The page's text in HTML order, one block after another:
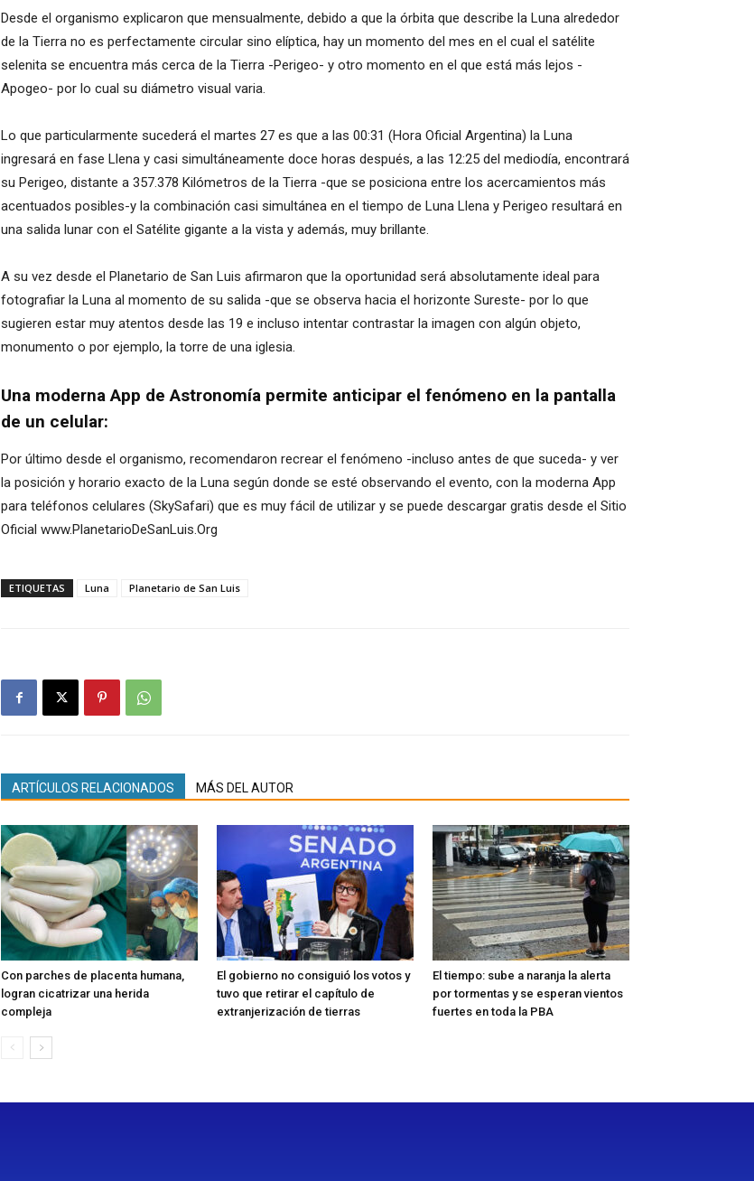
Desde el organismo explicaron que mensualmente, debido a que la órbita que describe la Luna alrededor
de la Tierra no es perfectamente circular sino elíptica, hay un momento del mes en el cual el satélite
selenita se encuentra más cerca de la Tierra -Perigeo- y otro momento en el que está más lejos -
Apogeo- por lo cual su diámetro visual varia.
Lo que particularmente sucederá el martes 27 es que a las 00:31 (Hora Oficial Argentina) la Luna
ingresará en fase Llena y casi simultáneamente doce horas después, a las 12:25 del mediodía, encontrará
su Perigeo, distante a 357.378 Kilómetros de la Tierra -que se posiciona entre los acercamientos más
acentuados posibles-y la combinación casi simultánea en el tiempo de Luna Llena y Perigeo resultará en
una salida lunar con el Satélite gigante a la vista y además, muy brillante.
A su vez desde el Planetario de San Luis afirmaron que la oportunidad será absolutamente ideal para
fotografiar la Luna al momento de su salida -que se observa hacia el horizonte Sureste- por lo que
sugieren estar muy atentos desde las 19 e incluso intentar contrastar la imagen con algún objeto,
monumento o por ejemplo, la torre de una iglesia.
Una moderna App de Astronomía permite anticipar el fenómeno en la pantalla
de un celular:
Por último desde el organismo, recomendaron recrear el fenómeno -incluso antes de que suceda- y ver
la posición y horario exacto de la Luna según donde se esté observando el evento, con la moderna App
para teléfonos celulares (SkySafari) que es muy fácil de utilizar y se puede descargar gratis desde el Sitio
Oficial www.PlanetarioDeSanLuis.Org
ETIQUETAS Luna Planetario de San Luis
ARTÍCULOS RELACIONADOS MÁS DEL AUTOR
Con parches de placenta humana,
logran cicatrizar una herida
compleja
El gobierno no consiguió los votos y
tuvo que retirar el capítulo de
extranjerización de tierras
El tiempo: sube a naranja la alerta
por tormentas y se esperan vientos
fuertes en toda la PBA